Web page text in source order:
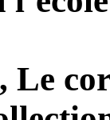
Le